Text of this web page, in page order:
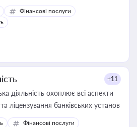
керівника, юриста або
приватизації, оренди
угод і перевірки
діяльності
Фінансові послуги
+11
діяльність охоплює всі аспекти
ліцензування банківських установ
Фінансові послуги